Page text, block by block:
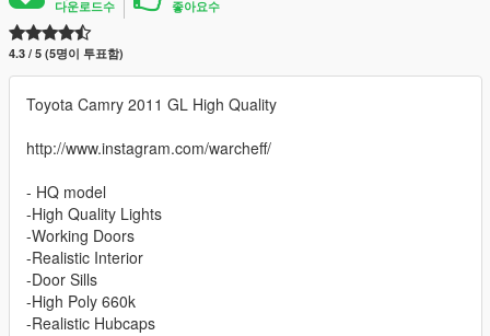
다운로드수 좋아요수
4.3 / 5 (5명이 투표함)
Toyota Camry 2011 GL High Quality
http://www.instagram.com/warcheff/
- HQ model
-High Quality Lights
-Working Doors
-Realistic Interior
-Door Sills
-High Poly 660k
-Realistic Hubcaps